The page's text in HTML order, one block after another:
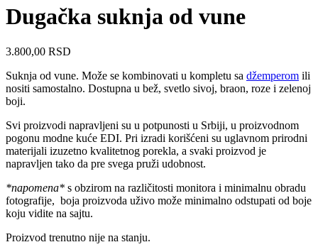
Dugačka suknja od vune
3.800,00 RSD
Suknja od vune. Može se kombinovati u kompletu sa džemperom ili
nositi samostalno. Dostupna u bež, svetlo sivoj, braon, roze i zelenoj
boji.
Svi proizvodi napravljeni su u potpunosti u Srbiji, u proizvodnom
pogonu modne kuće EDI. Pri izradi korišćeni su uglavnom prirodni
materijali izuzetno kvalitetnog porekla, a svaki proizvod je
napravljen tako da pre svega pruži udobnost.
*napomena* s obzirom na različitosti monitora i minimalnu obradu
fotografije, boja proizvoda uživo može minimalno odstupati od boje
koju vidite na sajtu.
Proizvod trenutno nije na stanju.